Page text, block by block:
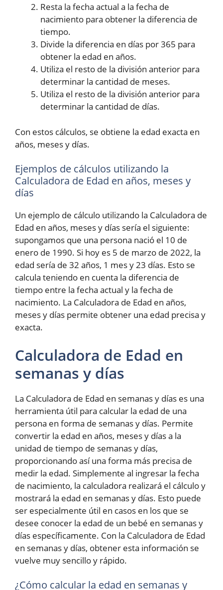
Resta la fecha actual a la fecha de
nacimiento para obtener la diferencia de
tiempo.
Divide la diferencia en días por 365 para
obtener la edad en años.
Utiliza el resto de la división anterior para
determinar la cantidad de meses.
Utiliza el resto de la división anterior para
determinar la cantidad de días.
Con estos cálculos, se obtiene la edad exacta en
años, meses y días.
Ejemplos de cálculos utilizando la
Calculadora de Edad en años, meses y
días
Un ejemplo de cálculo utilizando la Calculadora de
Edad en años, meses y días sería el siguiente:
supongamos que una persona nació el 10 de
enero de 1990. Si hoy es 5 de marzo de 2022, la
edad sería de 32 años, 1 mes y 23 días. Esto se
calcula teniendo en cuenta la diferencia de
tiempo entre la fecha actual y la fecha de
nacimiento. La Calculadora de Edad en años,
meses y días permite obtener una edad precisa y
exacta.
Calculadora de Edad en
semanas y días
La Calculadora de Edad en semanas y días es una
herramienta útil para calcular la edad de una
persona en forma de semanas y días. Permite
convertir la edad en años, meses y días a la
unidad de tiempo de semanas y días,
proporcionando así una forma más precisa de
medir la edad. Simplemente al ingresar la fecha
de nacimiento, la calculadora realizará el cálculo y
mostrará la edad en semanas y días. Esto puede
ser especialmente útil en casos en los que se
desee conocer la edad de un bebé en semanas y
días específicamente. Con la Calculadora de Edad
en semanas y días, obtener esta información se
vuelve muy sencillo y rápido.
¿Cómo calcular la edad en semanas y